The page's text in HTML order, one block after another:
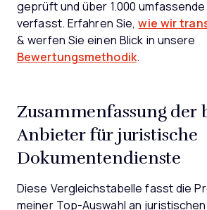
geprüft und über 1.000
verfasst. Erfahren Sie,wie wir
& werfen Sie einen Blick in unsere
Bewertungsmethodik.
Zusammenfassung der
Anbieter für juristische
Dokumentendienste
Diese Vergleichstabelle fasst die
meiner Top-Auswahl an juristischen